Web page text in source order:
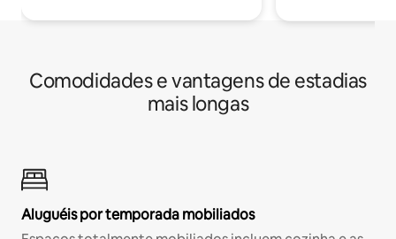
Comodidades e vantagens de estadias
mais longas
Aluguéis por temporada mobiliados